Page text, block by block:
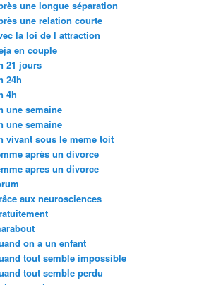
une longue séparation
une relation courte
la loi de l attraction
en couple
21 jours
24h
4h
une semaine
une semaine
vivant sous le meme toit
après un divorce
apres un divorce
aux neurosciences
on a un enfant
tout semble impossible
tout semble perdu